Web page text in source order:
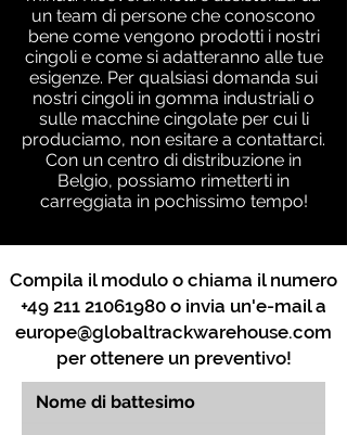
un team di persone che conoscono
bene come vengono prodotti i nostri
cingoli e come si adatteranno alle tue
esigenze. Per qualsiasi domanda sui
nostri cingoli in gomma industriali o
sulle macchine cingolate per cui li
produciamo, non esitare a contattarci.
Con un centro di distribuzione in
Belgio, possiamo rimetterti in
carreggiata in pochissimo tempo!
Compila il modulo o chiama il numero
+49 211 21061980 o invia un'e-mail a
europe@globaltrackwarehouse.com
per ottenere un preventivo!